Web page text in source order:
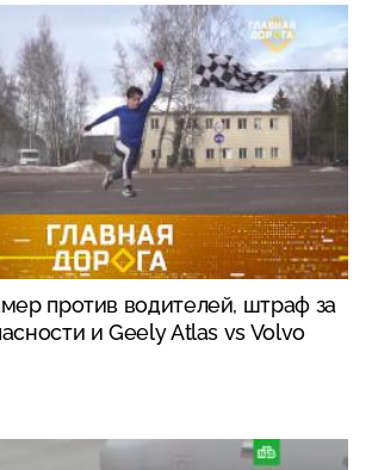
против водителей, штраф за
и Geely Atlas vs Volvo